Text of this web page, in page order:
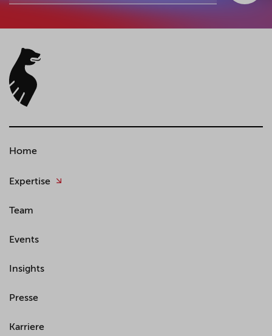
Home
Expertise
Team
Events
Insights
Presse
Karriere